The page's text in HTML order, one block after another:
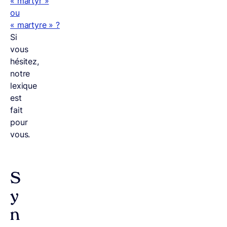
ou
« martyre » ?
Si
vous
hésitez,
notre
lexique
est
fait
pour
vous.
S
y
n